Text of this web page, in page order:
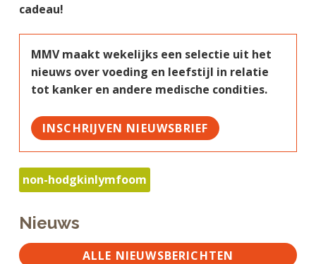
cadeau!
MMV maakt wekelijks een selectie uit het
nieuws over voeding en leefstijl in relatie
tot kanker en andere medische condities.
INSCHRIJVEN NIEUWSBRIEF
non-hodgkinlymfoom
Nieuws
ALLE NIEUWSBERICHTEN